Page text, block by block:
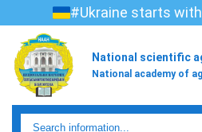
#Ukraine starts
National scientific
National academy of